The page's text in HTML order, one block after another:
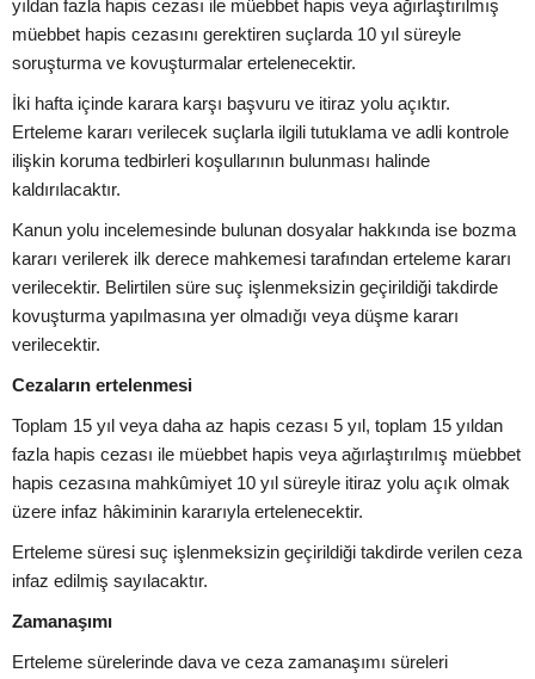
yıldan fazla hapis cezası ile müebbet hapis veya ağırlaştırılmış
müebbet hapis cezasını gerektiren suçlarda 10 yıl süreyle
soruşturma ve kovuşturmalar ertelenecektir.
İki hafta içinde karara karşı başvuru ve itiraz yolu açıktır.
Erteleme kararı verilecek suçlarla ilgili tutuklama ve adli kontrole
ilişkin koruma tedbirleri koşullarının bulunması halinde
kaldırılacaktır.
Kanun yolu incelemesinde bulunan dosyalar hakkında ise bozma
kararı verilerek ilk derece mahkemesi tarafından erteleme kararı
verilecektir. Belirtilen süre suç işlenmeksizin geçirildiği takdirde
kovuşturma yapılmasına yer olmadığı veya düşme kararı
verilecektir.
Cezaların ertelenmesi
Toplam 15 yıl veya daha az hapis cezası 5 yıl, toplam 15 yıldan
fazla hapis cezası ile müebbet hapis veya ağırlaştırılmış müebbet
hapis cezasına mahkûmiyet 10 yıl süreyle itiraz yolu açık olmak
üzere infaz hâkiminin kararıyla ertelenecektir.
Erteleme süresi suç işlenmeksizin geçirildiği takdirde verilen ceza
infaz edilmiş sayılacaktır.
Zamanaşımı
Erteleme sürelerinde dava ve ceza zamanaşımı süreleri